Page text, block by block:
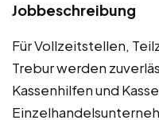
Jobbeschreibung
Für Vollzeitstellen,
Trebur werden
Kassenhilfen und